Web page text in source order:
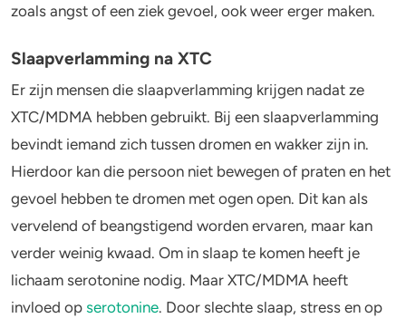
zoals angst of een ziek gevoel, ook weer erger maken.
Slaapverlamming na XTC
Er zijn mensen die slaapverlamming krijgen nadat ze
XTC/MDMA hebben gebruikt. Bij een slaapverlamming
bevindt iemand zich tussen dromen en wakker zijn in.
Hierdoor kan die persoon niet bewegen of praten en het
gevoel hebben te dromen met ogen open. Dit kan als
vervelend of beangstigend worden ervaren, maar kan
verder weinig kwaad. Om in slaap te komen heeft je
lichaam serotonine nodig. Maar XTC/MDMA heeft
invloed op serotonine. Door slechte slaap, stress en op